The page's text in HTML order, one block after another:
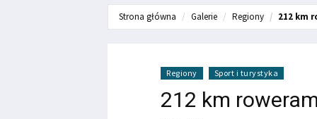
Strona główna Galerie Regiony 212 km
Regiony Sport i turystyka
212 km